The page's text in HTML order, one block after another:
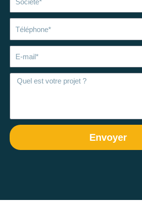
mail
Envoyer